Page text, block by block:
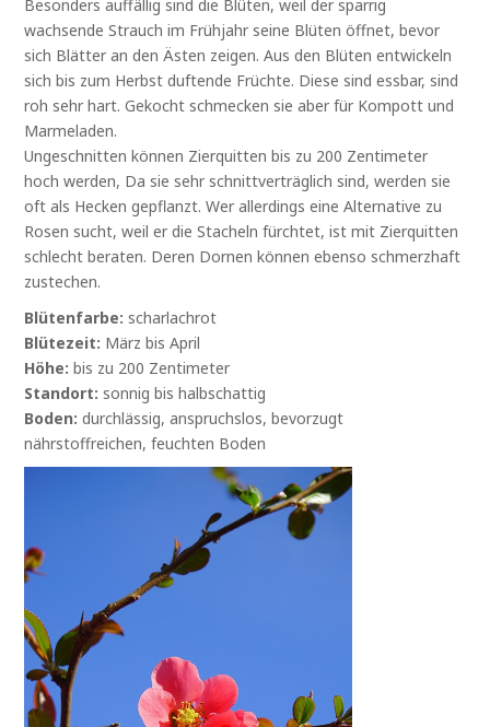
Besonders auffällig sind die Blüten, weil der sparrig
wachsende Strauch im Frühjahr seine Blüten öffnet, bevor
sich Blätter an den Ästen zeigen. Aus den Blüten entwickeln
sich bis zum Herbst duftende Früchte. Diese sind essbar, sind
roh sehr hart. Gekocht schmecken sie aber für Kompott und
Marmeladen.
Ungeschnitten können Zierquitten bis zu 200 Zentimeter
hoch werden, Da sie sehr schnittverträglich sind, werden sie
oft als Hecken gepflanzt. Wer allerdings eine Alternative zu
Rosen sucht, weil er die Stacheln fürchtet, ist mit Zierquitten
schlecht beraten. Deren Dornen können ebenso schmerzhaft
zustechen.
Blütenfarbe: scharlachrot
Blütezeit: März bis April
Höhe: bis zu 200 Zentimeter
Standort: sonnig bis halbschattig
Boden: durchlässig, anspruchslos, bevorzugt
nährstoffreichen, feuchten Boden